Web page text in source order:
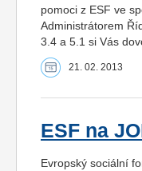
pomoci z ESF ve
Administrátorem
3.4 a 5.1 si Vás
21. 02. 2013
ESF na
Evropský sociální